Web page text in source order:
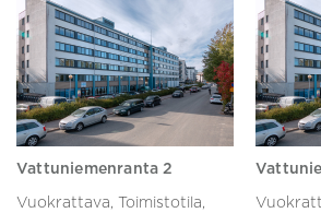
Vattuniemenranta 2
Vuokrattava, Toimistotila,